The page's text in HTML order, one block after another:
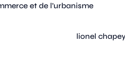
et de l’urbanisme